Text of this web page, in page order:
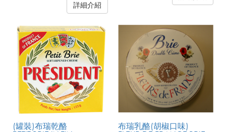
詳細介紹
(罐裝)布瑞乾酪
布瑞乳酪(胡椒口味)